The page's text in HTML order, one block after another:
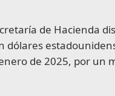
de Hacienda
dólares
de 2025, por un